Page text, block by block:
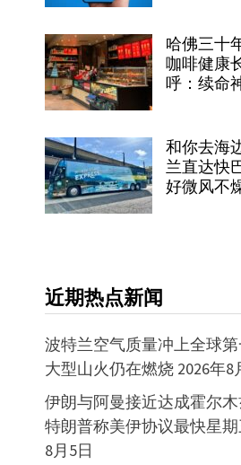
哈佛三十
咖啡健康
呼：续命
和你去海
兰直达快
好微风不
近期热点新闻
波特兰空气质量冲上全球
大型山火仍在燃烧 2026年8
伊朗与阿曼接近达成霍尔木
特朗普称美伊协议最快星
8月5日